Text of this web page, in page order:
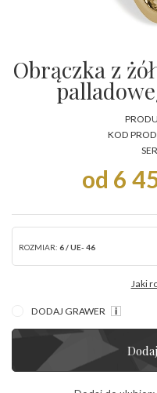
Obrączka z
KOD
od 6
ROZMIAR: 6 / UE- 46
Jaki
DODAJ GRAWER